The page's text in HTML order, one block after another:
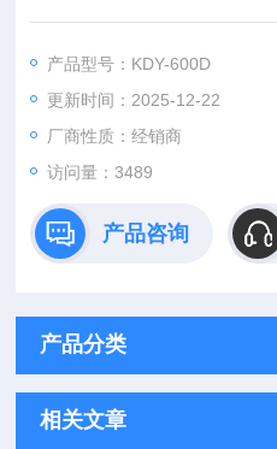
经过设计 改进的一款，性能稳
产品型号：KDY-600D
更新时间：2025-12-22
厂商性质：经销商
访问量：3489
产品咨询
产品分类
相关文章